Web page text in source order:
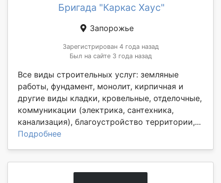
Бригада "Каркас Хаус"
Запорожье
Зарегистрирован 4 года назад
Был на сайте 3 года назад
Все виды строительных услуг: земляные
работы, фундамент, монолит, кирпичная и
другие виды кладки, кровельные, отделочные,
коммуникации (электрика, сантехника,
канализация), благоустройство территории,...
Подробнее